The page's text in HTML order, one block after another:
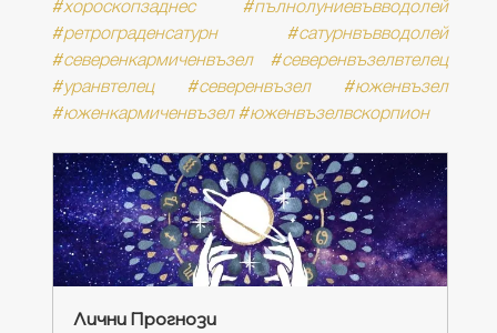
#хороскопзаднес
#пълнолуниевъвводолей
#ретрограденсатурн
#сатурнвъвводолей
#северенкармиченвъзел
#северенвъзелвтелец
#уранвтелец
#северенвъзел
#юженвъзел
#юженкармиченвъзел #юженвъзелвскорпион
Лични Прогнози